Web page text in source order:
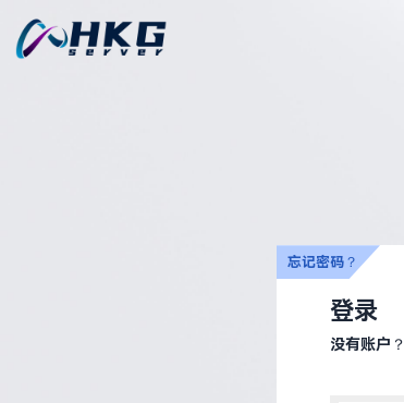
登录
没有账户？
忘记密码？